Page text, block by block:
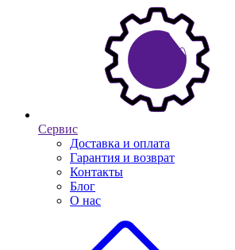
Сервис
Доставка и оплата
Гарантия и возврат
Контакты
Блог
О нас